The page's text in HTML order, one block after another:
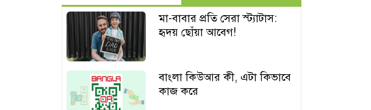
মা-বাবার প্রতি সেরা স্ট্যাটাস:
হৃদয় ছোঁয়া আবেগ!
বাংলা কিউআর কী, এটা কিভাবে
কাজ করে